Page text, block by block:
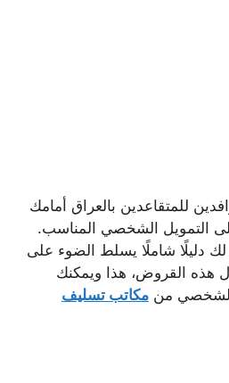
للمتقاعدين بالعراق أمامك
التمويل الشخصي المناسب.
دليلًا شاملًا يسلط الضوء على
هذه القروض، هذا ويمكنك
الشخصي من مكاتب تسليف